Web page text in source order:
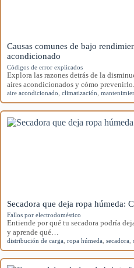
Causas comunes de bajo
acondicionado
Códigos de error explicados
Explora las razones detrás de la
aires acondicionados y cómo prevenirlo.
aire acondicionado climatización
Secadora que deja ropa húmeda:
Fallos por electrodoméstico
Entiende por qué tu secadora podría
y aprende qué…
distribución de carga ropa húmeda secadora